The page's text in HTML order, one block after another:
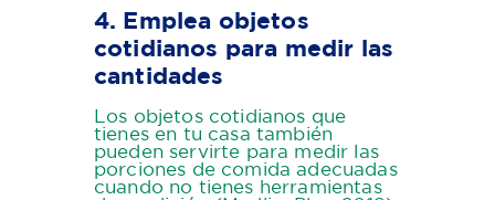
4. Emplea objetos
cotidianos para medir las
cantidades
Los objetos cotidianos que
tienes en tu casa también
pueden servirte para medir las
porciones de comida adecuadas
cuando no tienes herramientas